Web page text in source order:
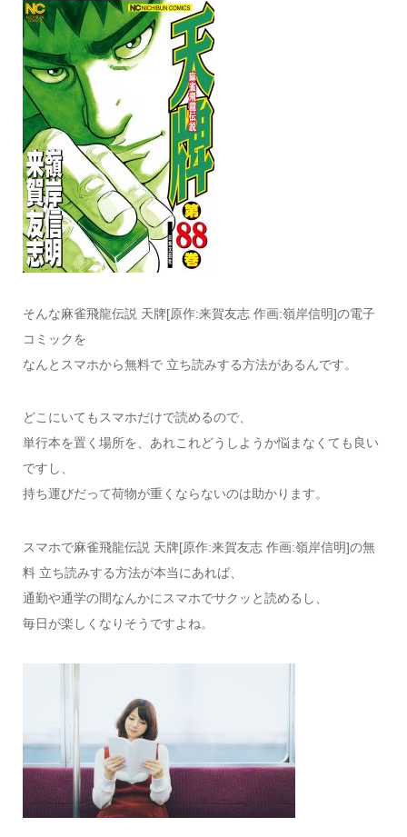
そんな麻雀飛龍伝説 天牌[原作:来賀友志 作画:嶺岸信明]の電子
コミックを
なんとスマホから無料で 立ち読みする方法があるんです。
どこにいてもスマホだけで読めるので、
単行本を置く場所を、あれこれどうしようか悩まなくても良い
ですし、
持ち運びだって荷物が重くならないのは助かります。
スマホで麻雀飛龍伝説 天牌[原作:来賀友志 作画:嶺岸信明]の無
料 立ち読みする方法が本当にあれば、
通勤や通学の間なんかにスマホでサクッと読めるし、
毎日が楽しくなりそうですよね。